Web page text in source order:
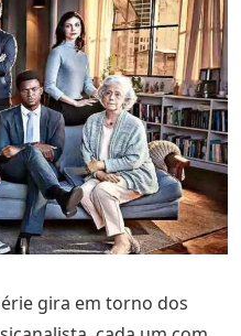
gira em torno dos